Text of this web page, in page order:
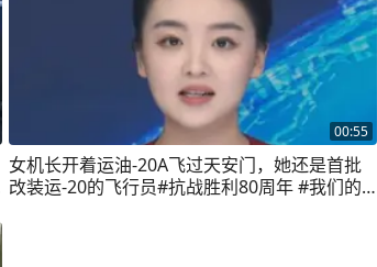
00:55
女机长开着运油-20A飞过天安门，她还是首批
改装运-20的飞行员#抗战胜利80周年 #我们的